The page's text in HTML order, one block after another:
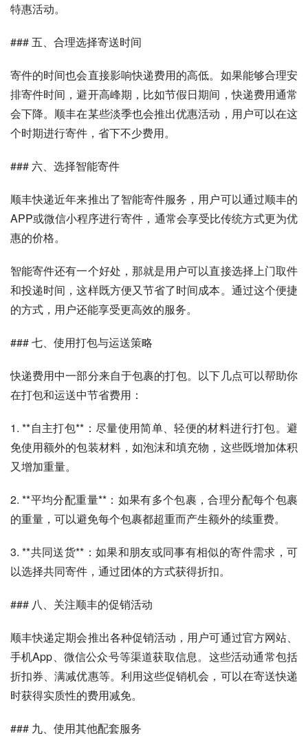
特惠活动。
### 五、合理选择寄送时间
寄件的时间也会直接影响快递费用的高低。如果能够合理安
排寄件时间，避开高峰期，比如节假日期间，快递费用通常
会下降。顺丰在某些淡季也会推出优惠活动，用户可以在这
个时期进行寄件，省下不少费用。
### 六、选择智能寄件
顺丰快递近年来推出了智能寄件服务，用户可以通过顺丰的
APP或微信小程序进行寄件，通常会享受比传统方式更为优
惠的价格。
智能寄件还有一个好处，那就是用户可以直接选择上门取件
和投递时间，这样既方便又节省了时间成本。通过这个便捷
的方式，用户还能享受更高效的服务。
### 七、使用打包与运送策略
快递费用中一部分来自于包裹的打包。以下几点可以帮助你
在打包和运送中节省费用：
1. **自主打包**：尽量使用简单、轻便的材料进行打包。避
免使用额外的包装材料，如泡沫和填充物，这些既增加体积
又增加重量。
2. **平均分配重量**：如果有多个包裹，合理分配每个包裹
的重量，可以避免每个包裹都超重而产生额外的续重费。
3. **共同送货**：如果和朋友或同事有相似的寄件需求，可
以选择共同寄件，通过团体的方式获得折扣。
### 八、关注顺丰的促销活动
顺丰快递定期会推出各种促销活动，用户可通过官方网站、
手机App、微信公众号等渠道获取信息。这些活动通常包括
折扣券、满减优惠等。利用这些促销机会，可以在寄送快递
时获得实质性的费用减免。
### 九、使用其他配套服务